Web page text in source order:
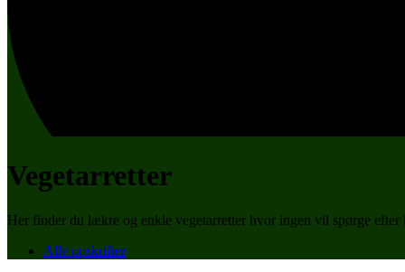
Vegetarretter
Her finder du lækre og enkle vegetarretter hvor ingen vil spørge efter
Alle opskrifter